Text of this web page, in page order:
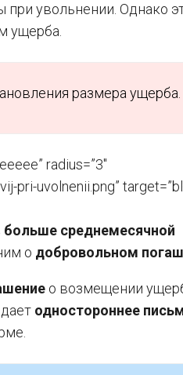
увольнении. Однако
ущерба.
размера ущерба.
radius=”3″
uvolnenii.png”
больше среднемесячной
о добровольном
о возмещении
одностороннее